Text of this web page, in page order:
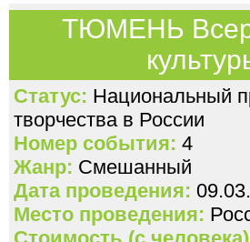
ТЮМЕНЬ
Статус: Национальный
творчества в России
Номер события: 4
Жанр: Смешанный
Дата проведения:
Место проведения: